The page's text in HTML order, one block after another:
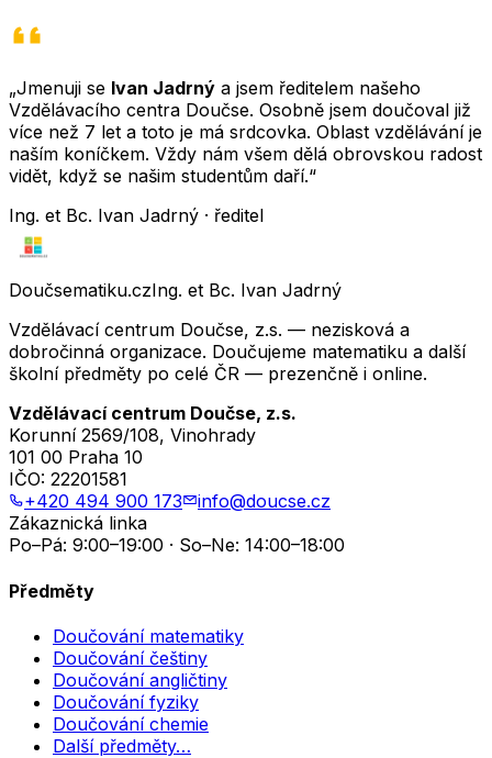
„Jmenuji se Ivan Jadrný a jsem ředitelem našeho
Vzdělávacího centra Doučse. Osobně jsem doučoval již
více než 7 let a toto je má srdcovka. Oblast vzdělávání je
naším koníčkem. Vždy nám všem dělá obrovskou radost
vidět, když se našim studentům daří.“
Ing. et Bc. Ivan Jadrný · ředitel
Doučsematiku.czIng. et Bc. Ivan Jadrný
Vzdělávací centrum Doučse, z.s. — nezisková a
dobročinná organizace. Doučujeme matematiku a další
školní předměty po celé ČR — prezenčně i online.
Vzdělávací centrum Doučse, z.s.
Korunní 2569/108, Vinohrady
101 00 Praha 10
IČO: 22201581
+420 494 900 173
info@doucse.cz
Zákaznická linka
Po–Pá: 9:00–19:00 · So–Ne: 14:00–18:00
Předměty
Doučování matematiky
Doučování češtiny
Doučování angličtiny
Doučování fyziky
Doučování chemie
Další předměty…